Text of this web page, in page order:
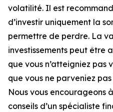
volatilité. Il est
d’investir uniquement la
permettre de perdre. La
investissements peut être
que vous n’atteigniez pas
que vous ne parveniez
Nous vous encourageons
conseils d’un spécialiste